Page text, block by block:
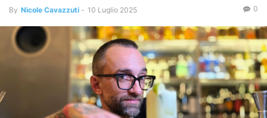
By Nicole Cavazzuti - 10 Luglio 2025 0